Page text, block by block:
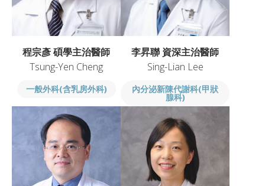
程宗彥 碩學主治醫師
Tsung-Yen Cheng
一般外科(含乳房外科)
李昇聯 資深主治醫師
Sing-Lian Lee
內分泌新陳代謝科(甲狀
腺科)